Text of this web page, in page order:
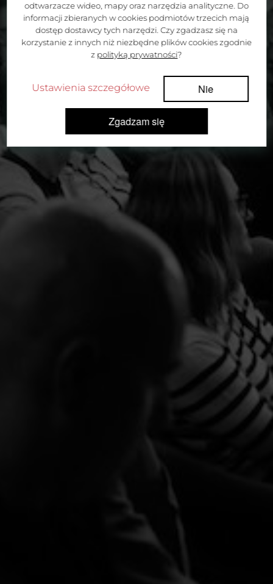
odtwarzacze wideo, mapy oraz narzędzia analityczne. Do
informacji zbieranych w cookies podmiotów trzecich mają
dostęp dostawcy tych narzędzi. Czy zgadzasz się na
korzystanie z innych niż niezbędne plików cookies zgodnie
z polityką prywatności?
Ustawienia szczegółowe Nie
Zgadzam się